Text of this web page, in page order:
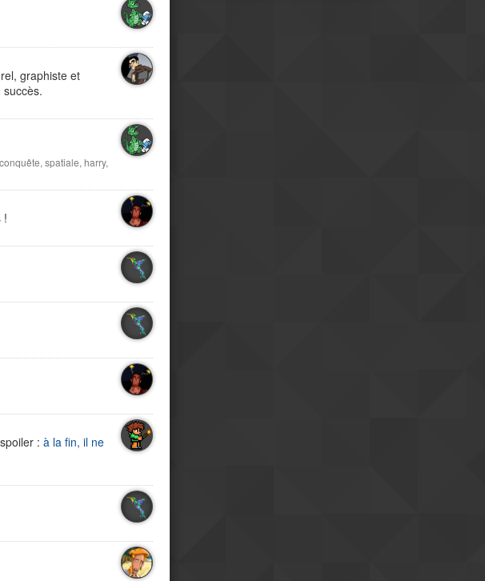
graphiste et
succès.
conquête, spatiale, harry,
!
: à la fin, il ne